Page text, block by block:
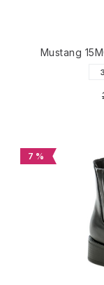
Mustang
7 %